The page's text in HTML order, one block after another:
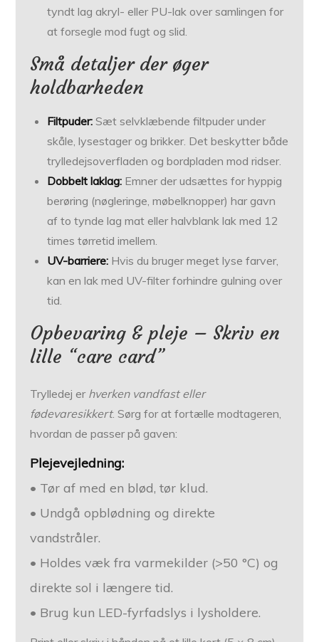
tyndt lag akryl- eller PU-lak over samlingen for
at forsegle mod fugt og slid.
Små detaljer der øger
holdbarheden
Filtpuder: Sæt selvklæbende filtpuder under
skåle, lysestager og brikker. Det beskytter både
trylledejsoverfladen og bordpladen mod ridser.
Dobbelt laklag: Emner der udsættes for hyppig
berøring (nøgleringe, møbelknopper) har gavn
af to tynde lag mat eller halvblank lak med 12
times tørretid imellem.
UV-barriere: Hvis du bruger meget lyse farver,
kan en lak med UV-filter forhindre gulning over
tid.
Opbevaring & pleje – Skriv en
lille “care card”
Trylledej er hverken vandfast eller
fødevaresikkert. Sørg for at fortælle modtageren,
hvordan de passer på gaven:
Plejevejledning:
• Tør af med en blød, tør klud.
• Undgå opblødning og direkte
vandstråler.
• Holdes væk fra varmekilder (>50 °C) og
direkte sol i længere tid.
• Brug kun LED-fyrfadslys i lysholdere.